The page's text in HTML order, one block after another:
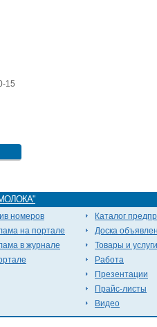
15
номеров
на портале
в журнале
Каталог
Доска
Товары и услуги
Работа
Презентации
Прайс-листы
Видео